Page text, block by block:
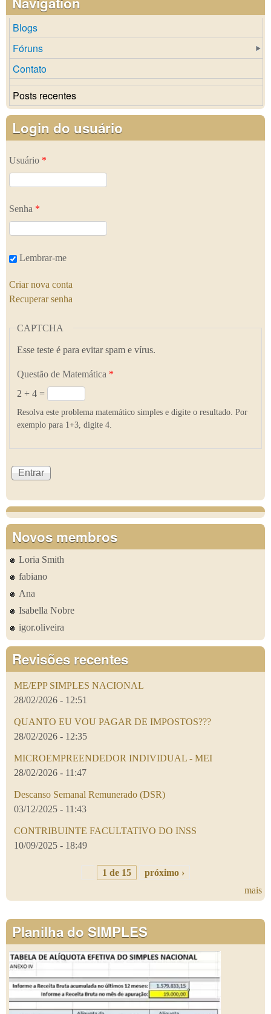
Blogs
Fóruns
Contato
Posts recentes
Login do usuário
Usuário *
Senha *
Lembrar-me
Criar nova conta
Recuperar senha
CAPTCHA
Esse teste é para evitar spam e vírus.
Questão de Matemática *
2 + 4 =
Resolva este problema matemático simples e digite o resultado. Por
exemplo para 1+3, digite 4.
Novos membros
Loria Smith
fabiano
Ana
Isabella Nobre
igor.oliveira
Revisões recentes
ME/EPP SIMPLES NACIONAL
28/02/2026 - 12:51
QUANTO EU VOU PAGAR DE IMPOSTOS???
28/02/2026 - 12:35
MICROEMPREENDEDOR INDIVIDUAL - MEI
28/02/2026 - 11:47
Descanso Semanal Remunerado (DSR)
03/12/2025 - 11:43
CONTRIBUINTE FACULTATIVO DO INSS
10/09/2025 - 18:49
1 de 15
próximo ›
mais
Planilha do SIMPLES